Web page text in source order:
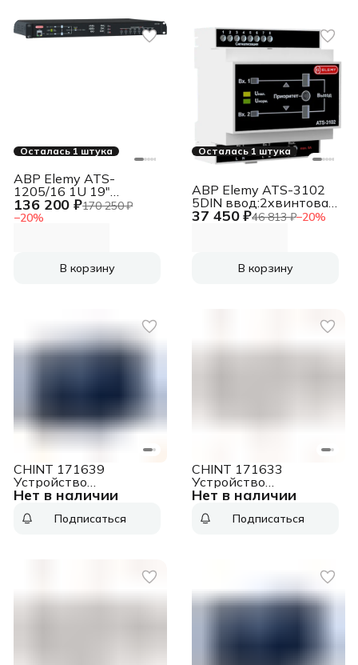
Осталась 1 штука
136 200 ₽170 250 ₽
−20%
АВР Elemy ATS-
1205/16 1U 19"
ввод:2xС20
выход:2xC19-
В корзину
Осталась 1 штука
37 450 ₽46 813 ₽−20%
АВР Elemy ATS-3102
5DIN ввод:2xвинтовая
клема
В корзину
Нет в наличии
CHINT 171639
Устройство
автоматического
63H/4CT RS-485 63А
Подписаться
Нет в наличии
CHINT 171633
Устройство
автоматического
63H/4C 63А D63 (R)
Подписаться